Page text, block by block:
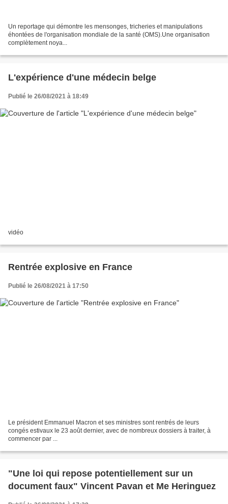
Un reportage qui démontre les mensonges, tricheries et manipulations
éhontées de l'organisation mondiale de la santé (OMS).Une organisation
complètement noya...
L'expérience d'une médecin belge
Publié le 26/08/2021 à 18:49
vidéo
Rentrée explosive en France
Publié le 26/08/2021 à 17:50
Le président Emmanuel Macron et ses ministres sont rentrés de leurs
congés estivaux le 23 août dernier, avec de nombreux dossiers à traiter, à
commencer par ...
"Une loi qui repose potentiellement sur un
document faux" Vincent Pavan et Me Heringuez